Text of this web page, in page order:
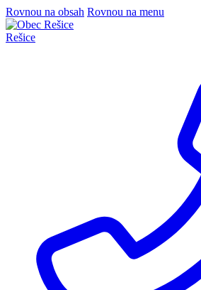
Rovnou na obsah Rovnou na menu
Rešice